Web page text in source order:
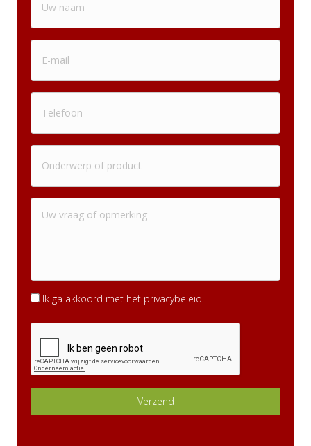
Ik ga akkoord met het privacybeleid.